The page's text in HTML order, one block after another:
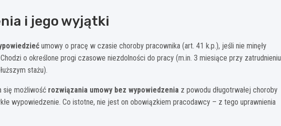
i jego wyjątki
umowy o pracę w czasie choroby pracownika (art. 41 k.p.), jeśli nie minęły
o określone progi czasowe niezdolności do pracy (m.in. 3 miesiące przy zatrudnieniu
stażu).
się możliwość rozwiązania umowy bez wypowiedzenia z powodu długotrwałej choroby
wypowiedzenie. Co istotne, nie jest on obowiązkiem pracodawcy – z tego uprawnienia